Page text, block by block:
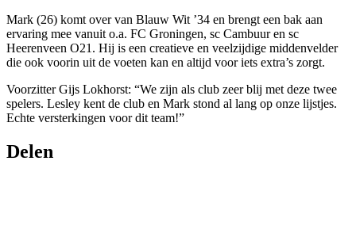
Mark (26) komt over van Blauw Wit ’34 en brengt een bak aan
ervaring mee vanuit o.a. FC Groningen, sc Cambuur en sc
Heerenveen O21. Hij is een creatieve en veelzijdige middenvelder
die ook voorin uit de voeten kan en altijd voor iets extra’s zorgt.
Voorzitter Gijs Lokhorst: “We zijn als club zeer blij met deze twee
spelers. Lesley kent de club en Mark stond al lang op onze lijstjes.
Echte versterkingen voor dit team!”
Delen